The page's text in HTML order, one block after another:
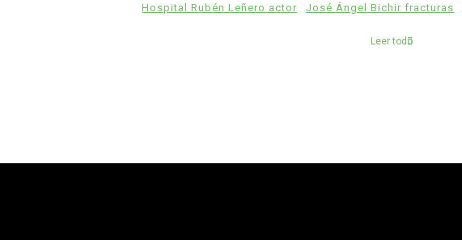
Hospital Rubén Leñero actor
José Ángel Bichir fracturas
Leer todo